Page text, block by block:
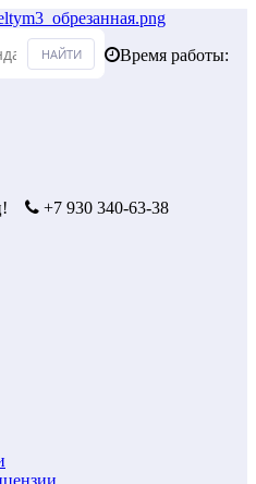
Время работы:
+7 930 340-63-38